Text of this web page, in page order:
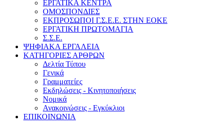
ΕΡΓΑΤΙΚΑ ΚΕΝΤΡΑ
ΟΜΟΣΠΟΝΔΙΕΣ
ΕΚΠΡΟΣΩΠΟΙ Γ.Σ.Ε.Ε. ΣΤΗΝ ΕΟΚΕ
ΕΡΓΑΤΙΚΗ ΠΡΩΤΟΜΑΓΙΑ
Σ.Σ.Ε.
ΨΗΦΙΑΚΑ ΕΡΓΑΛΕΙΑ
ΚΑΤΗΓΟΡΙΕΣ ΑΡΘΡΩΝ
Δελτία Τύπου
Γενικά
Γραμματείες
Εκδηλώσεις - Κινητοποιήσεις
Νομικά
Ανακοινώσεις - Εγκύκλιοι
ΕΠΙΚΟΙΝΩΝΙΑ